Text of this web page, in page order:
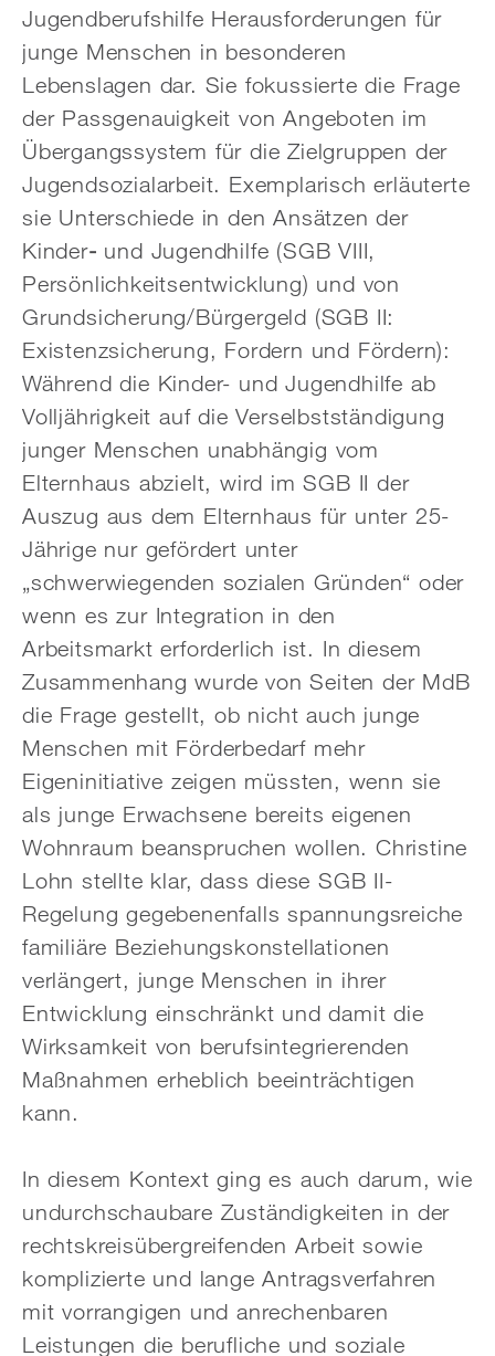
Jugendberufshilfe Herausforderungen für
junge Menschen in besonderen
Lebenslagen dar. Sie fokussierte die Frage
der Passgenauigkeit von Angeboten im
Übergangssystem für die Zielgruppen der
Jugendsozialarbeit. Exemplarisch erläuterte
sie Unterschiede in den Ansätzen der
Kinder- und Jugendhilfe (SGB VIII,
Persönlichkeitsentwicklung) und von
Grundsicherung/Bürgergeld (SGB II:
Existenzsicherung, Fordern und Fördern):
Während die Kinder- und Jugendhilfe ab
Volljährigkeit auf die Verselbstständigung
junger Menschen unabhängig vom
Elternhaus abzielt, wird im SGB II der
Auszug aus dem Elternhaus für unter 25-
Jährige nur gefördert unter
„schwerwiegenden sozialen Gründen“ oder
wenn es zur Integration in den
Arbeitsmarkt erforderlich ist. In diesem
Zusammenhang wurde von Seiten der MdB
die Frage gestellt, ob nicht auch junge
Menschen mit Förderbedarf mehr
Eigeninitiative zeigen müssten, wenn sie
als junge Erwachsene bereits eigenen
Wohnraum beanspruchen wollen. Christine
Lohn stellte klar, dass diese SGB II-
Regelung gegebenenfalls spannungsreiche
familiäre Beziehungskonstellationen
verlängert, junge Menschen in ihrer
Entwicklung einschränkt und damit die
Wirksamkeit von berufsintegrierenden
Maßnahmen erheblich beeinträchtigen
kann.
In diesem Kontext ging es auch darum, wie
undurchschaubare Zuständigkeiten in der
rechtskreisübergreifenden Arbeit sowie
komplizierte und lange Antragsverfahren
mit vorrangigen und anrechenbaren
Leistungen die berufliche und soziale